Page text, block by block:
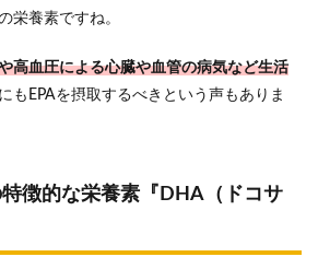
栄養素ですね。
高血圧による心臓や血管の病気など生活
もEPAを摂取するべきという声もありま
徴的な栄養素『DHA（ドコサ